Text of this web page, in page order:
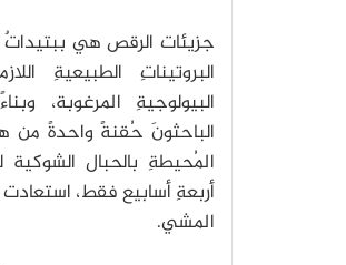
جزيئات الرقص هي
البروتيناتِ الطبيعيةِ
البيولوجيةِ المرغوبة،
الباحثونَ حُقنةً واحدةً من
المُحيطةِ بالحبال الشوكية
أربعةِ أسابيع فقط، استعادت
المشي.